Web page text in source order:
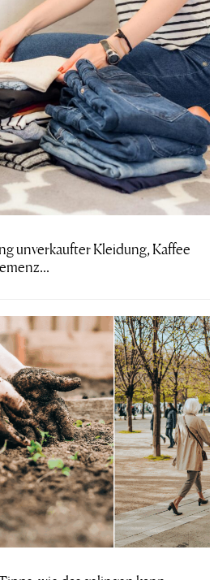
unverkaufter Kleidung, Kaffee